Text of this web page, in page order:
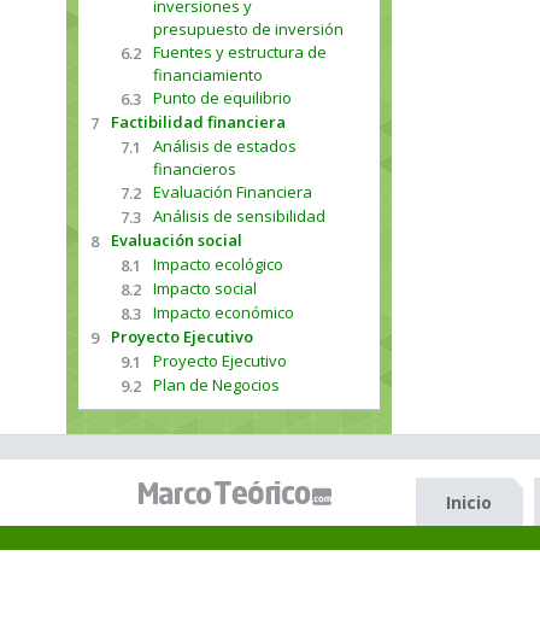
inversiones y
presupuesto de inversión
6.2 Fuentes y estructura de
financiamiento
6.3 Punto de equilibrio
7
Factibilidad financiera
7.1
Análisis de estados
financieros
7.2 Evaluación Financiera
7.3 Análisis de sensibilidad
8
Evaluación social
8.1
Impacto ecológico
8.2 Impacto social
8.3 Impacto económico
9
Proyecto Ejecutivo
9.1
Proyecto Ejecutivo
9.2 Plan de Negocios
Inicio